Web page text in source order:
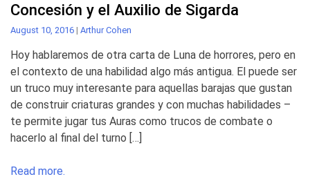
Concesión y el Auxilio de Sigarda
August 10, 2016 | Arthur Cohen
Hoy hablaremos de otra carta de Luna de horrores, pero en
el contexto de una habilidad algo más antigua. El puede ser
un truco muy interesante para aquellas barajas que gustan
de construir criaturas grandes y con muchas habilidades –
te permite jugar tus Auras como trucos de combate o
hacerlo al final del turno […]
Read more.